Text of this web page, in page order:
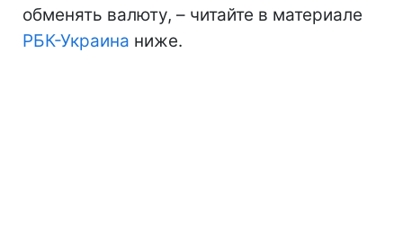
обменять валюту, – читайте в материале
РБК-Украина ниже.